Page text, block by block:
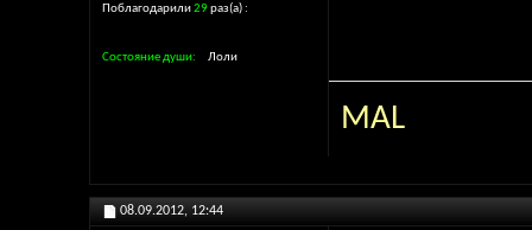
Поблагодарили29раз(а)
Состояние души Лоли
MAL
08.09.2012, 12:44